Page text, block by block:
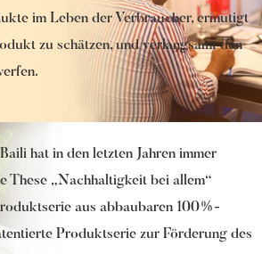
im Leben der Verbraucher, ermutigt
zu schätzen, und verlangsamt den
hat in den letzten Jahren immer
These „Nachhaltigkeit bei allem“
aus abbaubaren 100%-
Produktserie zur Förderung des